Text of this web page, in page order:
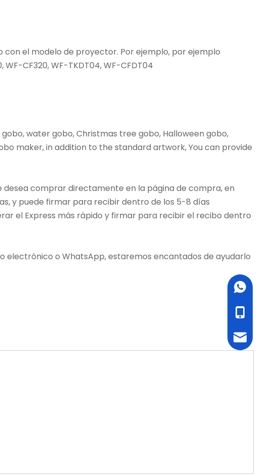
el modelo de proyector. Por ejemplo, por ejemplo
CF320, WF-TKDT04, WF-CFDT04
water gobo, Christmas tree gobo, Halloween gobo,
maker, in addition to the standard artwork, You can provide
desea comprar directamente en la página de compra, en
y puede firmar para recibir dentro de los 5-8 días
el Express más rápido y firmar para recibir el recibo dentro
electrónico o WhatsApp, estaremos encantados de ayudarlo
WhatsApp
Email